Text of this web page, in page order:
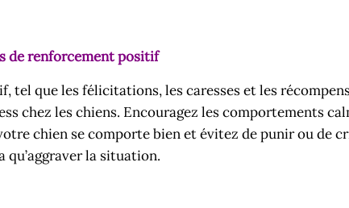
de renforcement positif
tel que les félicitations, les caresses et les
chez les chiens. Encouragez les comportements
chien se comporte bien et évitez de punir ou de
qu’aggraver la situation.